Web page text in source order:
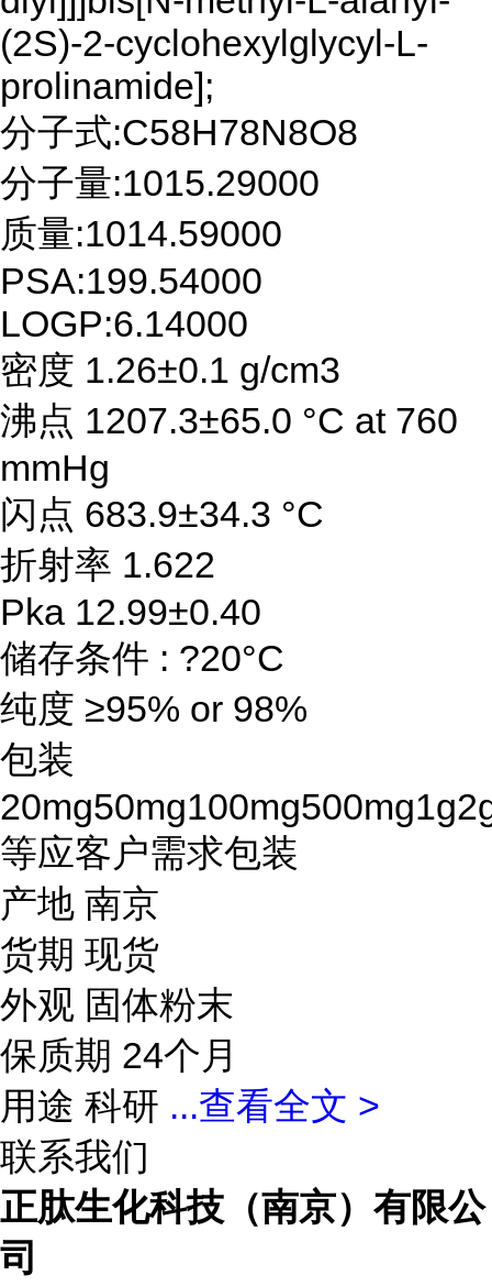
(2S)-2-cyclohexylglycyl-L-
prolinamide];
分子式:C58H78N8O8
分子量:1015.29000
质量:1014.59000
PSA:199.54000
LOGP:6.14000
密度 1.26±0.1 g/cm3
沸点 1207.3±65.0 °C at 760
mmHg
闪点 683.9±34.3 °C
折射率 1.622
Pka 12.99±0.40
储存条件 : ?20°C
纯度 ≥95% or 98%
包装
等应客户需求包装
产地 南京
货期 现货
外观 固体粉末
保质期 24个月
用途 科研 ...查看全文 >
联系我们
正肽生化科技（南京）有限公
司